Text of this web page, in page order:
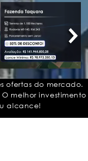
ofertas do mercado.
melhor
alcance!